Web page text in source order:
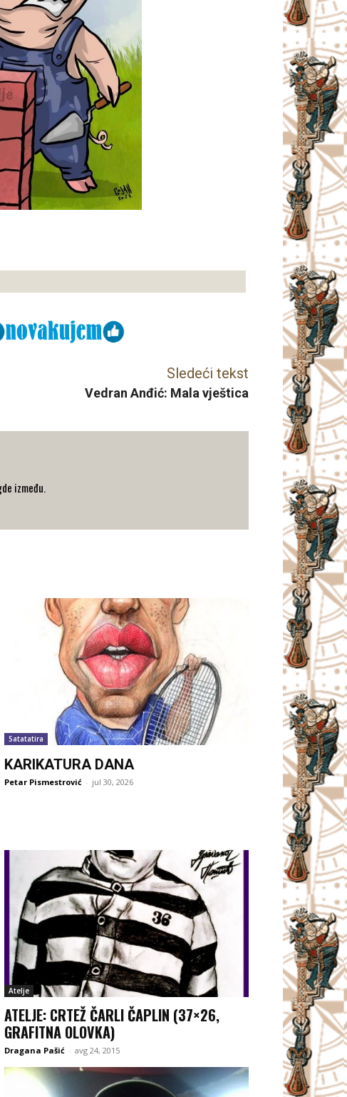
Sledeći tekst
Vedran Anđić: Mala vještica
između.
Satatatira
KARIKATURA DANA
Petar Pismestrović - jul 30, 2026
Atelje
ATELJE: CRTEŽ ČARLI ČAPLIN (37×26,
GRAFITNA OLOVKA)
Dragana Pašić - avg 24, 2015